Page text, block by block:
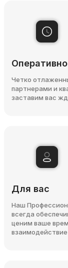
Оперативно
Четко
партнерами и
заставим вас
Для вас
Наш
всегда
ценим ваше